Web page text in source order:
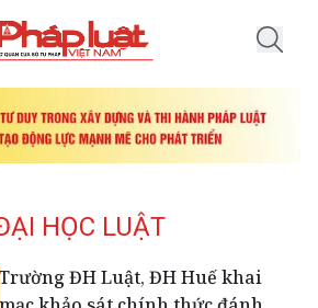
HỌC LUẬT
Trường ĐH Luật, ĐH Huế khai